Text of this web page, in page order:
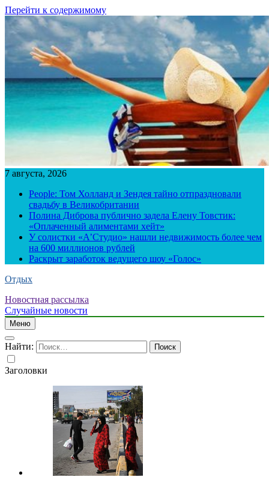
Перейти к содержимому
7 августа, 2026
People: Том Холланд и Зендея тайно отпраздновали
свадьбу в Великобритании
Полина Диброва публично задела Елену Товстик:
«Оплаченный алиментами хейт»
У солистки «А’Студио» нашли недвижимость более чем
на 600 миллионов рублей
Раскрыт заработок ведущего шоу «Голос»
Отдых
Новостная рассылка
Случайные новости
Меню
Найти:
Заголовки